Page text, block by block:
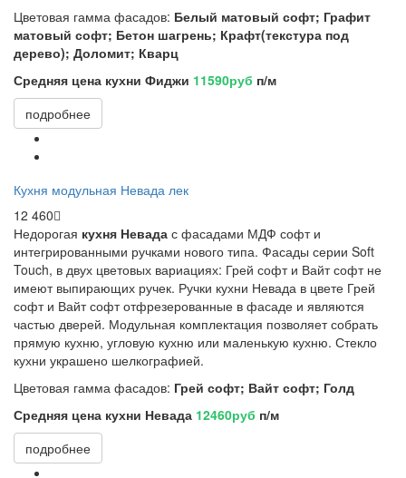
Цветовая гамма фасадов: Белый матовый софт; Графит
матовый софт; Бетон шагрень; Крафт(текстура под
дерево); Доломит; Кварц
Средняя цена кухни Фиджи 11590руб п/м
подробнее
Кухня модульная Невада лек
12 460
Недорогая кухня Невада с фасадами МДФ софт и
интегрированными ручками нового типа. Фасады серии Soft
Touch, в двух цветовых вариациях: Грей софт и Вайт софт не
имеют выпирающих ручек. Ручки кухни Невада в цвете Грей
софт и Вайт софт отфрезерованные в фасаде и являются
частью дверей. Модульная комплектация позволяет собрать
прямую кухню, угловую кухню или маленькую кухню. Стекло
кухни украшено шелкографией.
Цветовая гамма фасадов: Грей софт; Вайт софт; Голд
Средняя цена кухни Невада 12460руб п/м
подробнее